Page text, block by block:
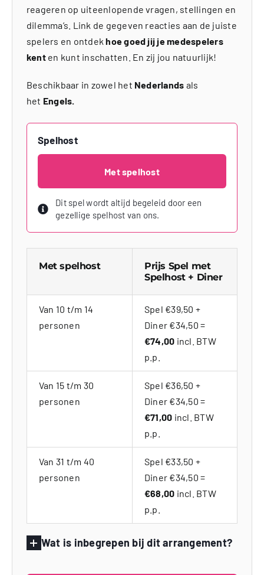
reageren op uiteenlopende vragen, stellingen en
dilemma’s. Link de gegeven reacties aan de juiste
spelers en ontdekhoe goed jij je medespelers
kenten kunt inschatten. En zij jou natuurlijk!
Beschikbaar in zowel het Nederlands als
het Engels.
Spelhost
Met spelhost
Dit spel wordt altijd begeleid door een
gezellige spelhost van ons.
Met spelhost
Prijs Spel met
Spelhost + Diner
Van 10 t/m 14
personen
Spel €39,50 +
Diner €34,50 =
€74,00 incl. BTW
p.p.
Van 15 t/m 30
personen
Spel €36,50 +
Diner €34,50 =
€71,00 incl. BTW
p.p.
Van 31 t/m 40
personen
Spel €33,50 +
Diner €34,50 =
€68,00 incl. BTW
p.p.
Wat is inbegrepen bij dit arrangement?